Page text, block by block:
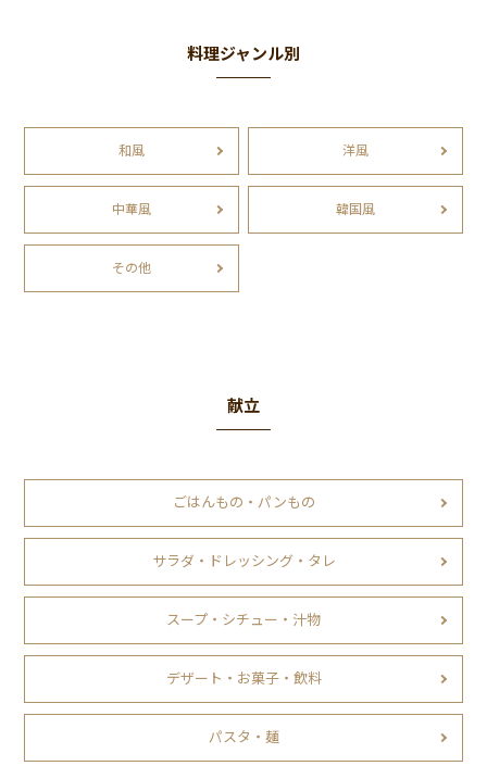
料理ジャンル別
和風 洋風
中華風 韓国風
その他
献立
ごはんもの・パンもの
サラダ・ドレッシング・タレ
スープ・シチュー・汁物
デザート・お菓子・飲料
パスタ・麺